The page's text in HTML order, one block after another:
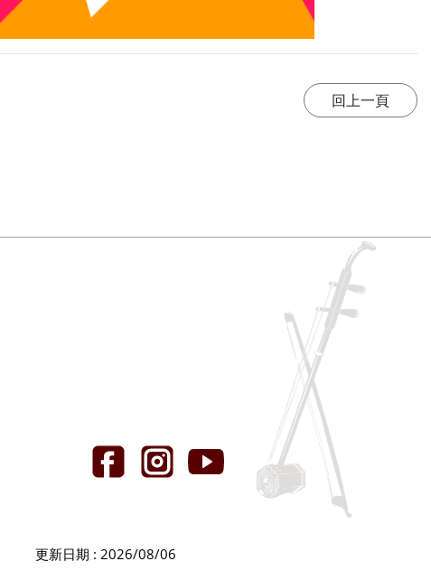
更新日期 : 2026/08/06